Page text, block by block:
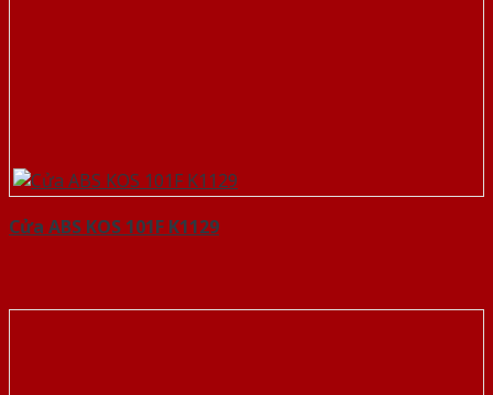
Cửa ABS KOS 101F K1129